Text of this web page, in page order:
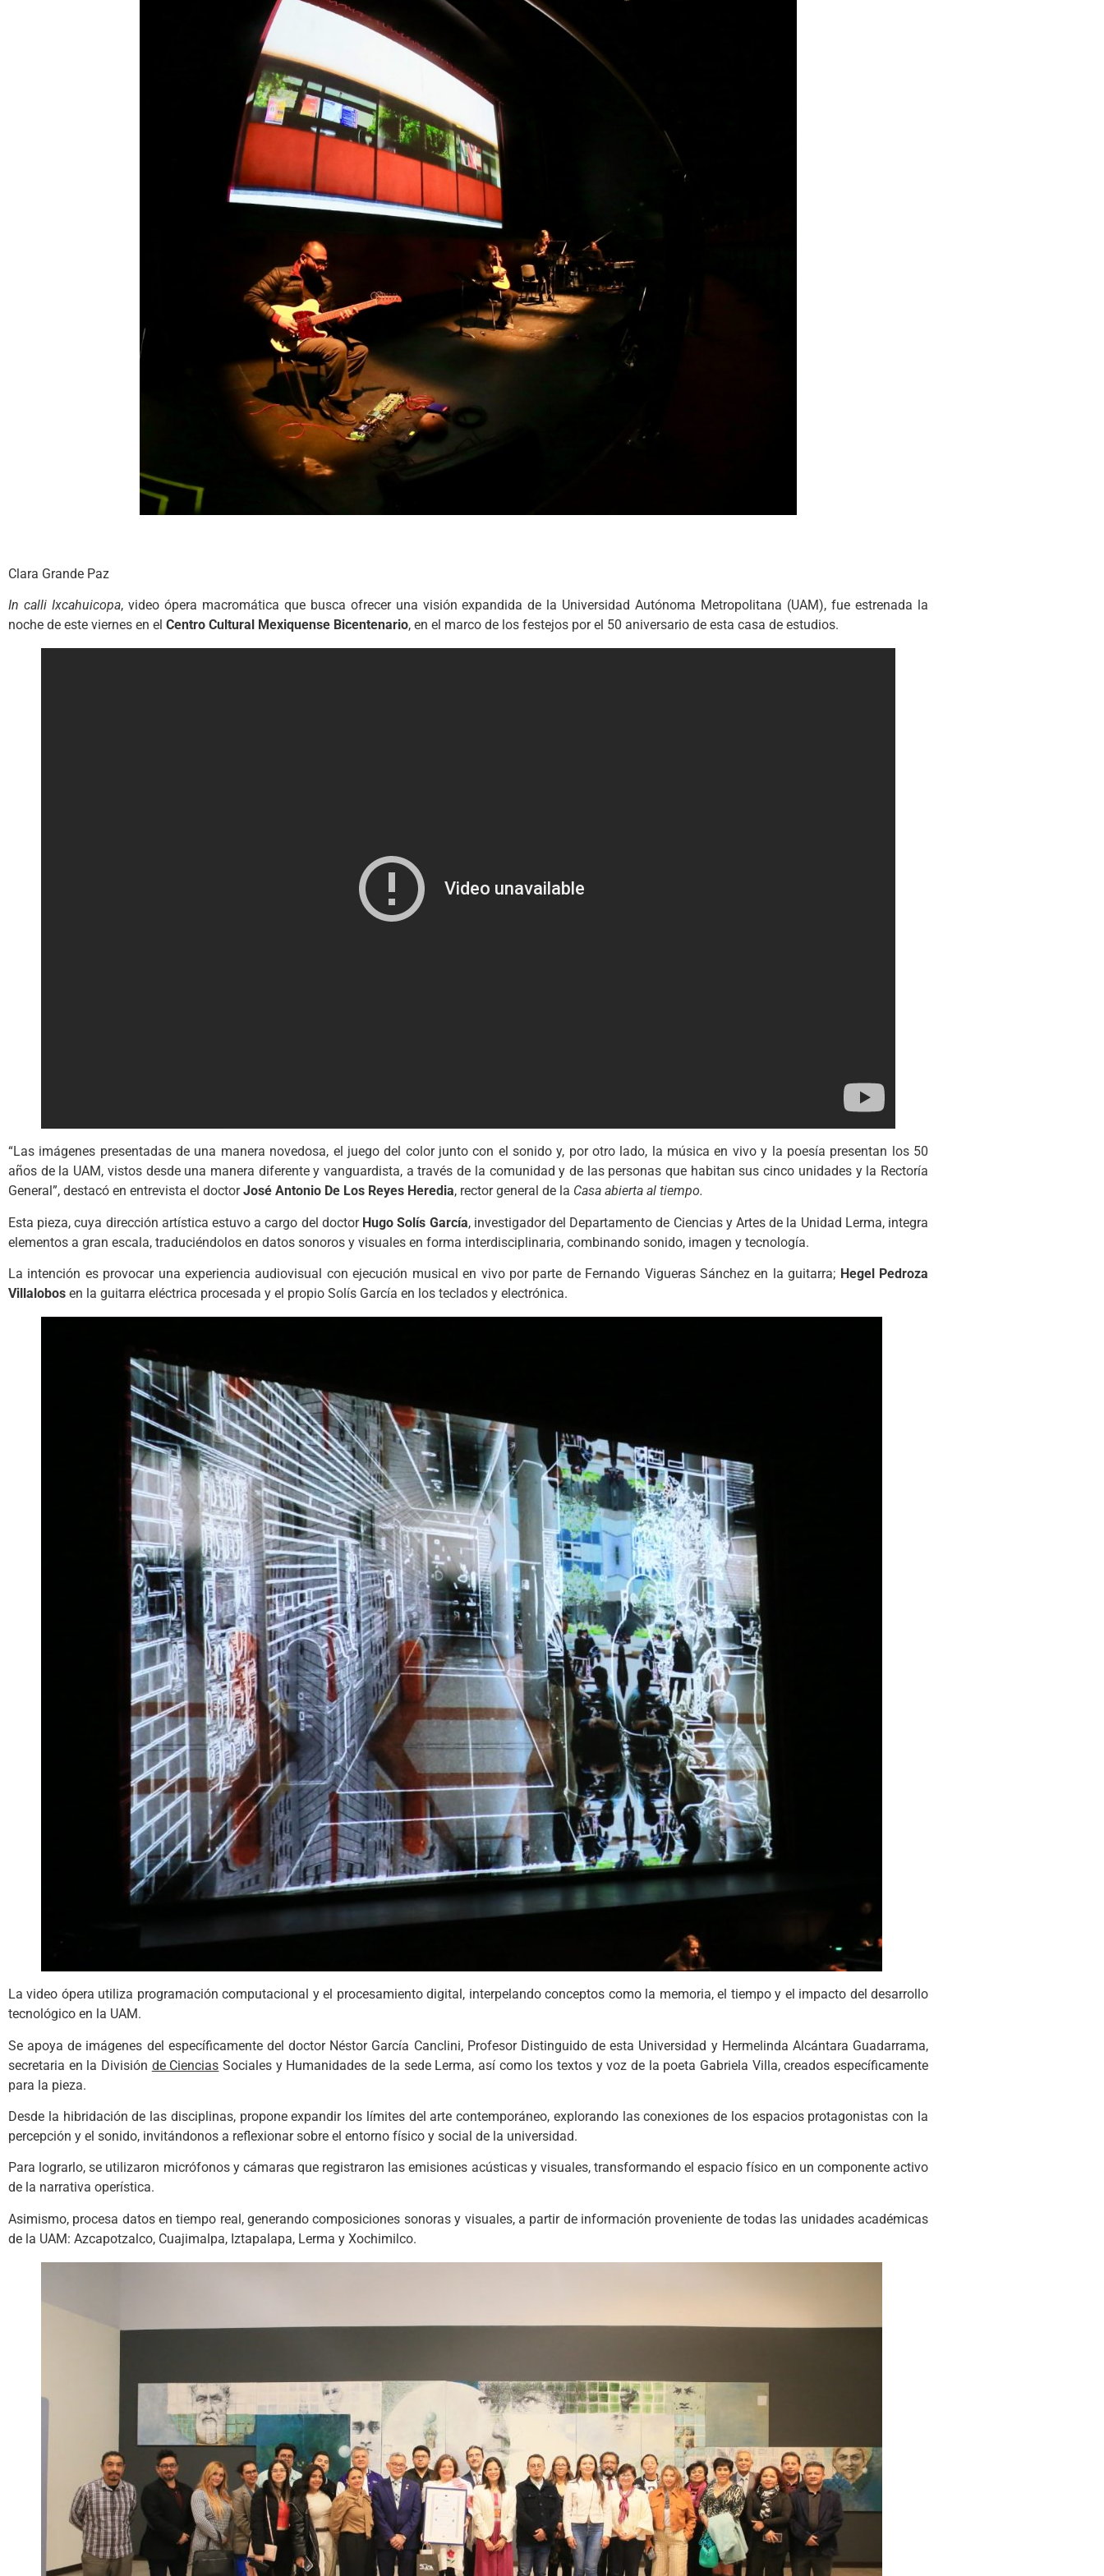
Clara Grande Paz
In calli Ixcahuicopa, video ópera macromática que busca ofrecer una visión expandida de la Universidad Autónoma Metropolitana (UAM), fue estrenada la
noche de este viernes en el Centro Cultural Mexiquense Bicentenario, en el marco de los festejos por el 50 aniversario de esta casa de estudios.
“Las imágenes presentadas de una manera novedosa, el juego del color junto con el sonido y, por otro lado, la música en vivo y la poesía presentan los 50
años de la UAM, vistos desde una manera diferente y vanguardista, a través de la comunidad y de las personas que habitan sus cinco unidades y la Rectoría
General”, destacó en entrevista el doctorJosé Antonio De Los Reyes Heredia, rector general de la Casa abierta al tiempo.
Esta pieza, cuya dirección artística estuvo a cargo del doctorHugo Solís García, investigador del Departamento de Ciencias y Artes de la Unidad Lerma, integra
elementos a gran escala, traduciéndolos en datos sonoros y visuales en forma interdisciplinaria, combinando sonido, imagen y tecnología.
La intención es provocar una experiencia audiovisual con ejecución musical en vivo por parte de Fernando Vigueras Sánchez en la guitarra; Hegel Pedroza
Villalobos en la guitarra eléctrica procesada y el propio Solís García en los teclados y electrónica.
La video ópera utiliza programación computacional y el procesamiento digital, interpelando conceptos como la memoria, el tiempo y el impacto del desarrollo
tecnológico en la UAM.
Se apoya de imágenes del específicamente del doctor Néstor García Canclini, Profesor Distinguido de esta Universidad y Hermelinda Alcántara Guadarrama,
secretaria en la División de Ciencias Sociales y Humanidades de la sede Lerma, así como los textos y voz de la poeta Gabriela Villa, creados específicamente
para la pieza.
Desde la hibridación de las disciplinas, propone expandir los límites del arte contemporáneo, explorando las conexiones de los espacios protagonistas con la
percepción y el sonido, invitándonos a reflexionar sobre el entorno físico y social de la universidad.
Para lograrlo, se utilizaron micrófonos y cámaras que registraron las emisiones acústicas y visuales, transformando el espacio físico en un componente activo
de la narrativa operística.
Asimismo, procesa datos en tiempo real, generando composiciones sonoras y visuales, a partir de información proveniente de todas las unidades académicas
de la UAM: Azcapotzalco, Cuajimalpa, Iztapalapa, Lerma y Xochimilco.